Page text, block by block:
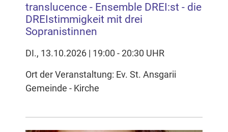
translucence - Ensemble DREI:st - die
DREIstimmigkeit mit drei
Sopranistinnen
DI., 13.10.2026 | 19:00 - 20:30 UHR
Ort der Veranstaltung: Ev. St. Ansgarii
Gemeinde - Kirche